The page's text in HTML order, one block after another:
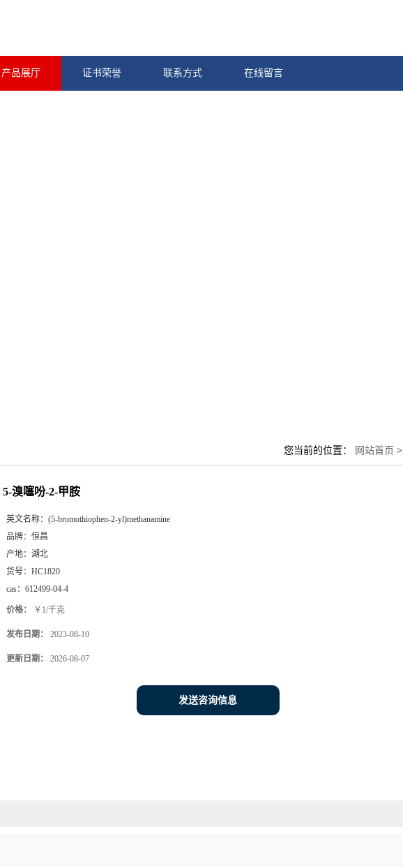
产品展厅 证书荣誉 联系方式 在线留言
您当前的位置： 网站首页 >
5-溴噻吩-2-甲胺
英文名称： (5-bromothiophen-2-yl)methanamine
品牌： 恒昌
产地： 湖北
货号： HC1820
cas： 612499-04-4
价格： ￥1/千克
发布日期： 2023-08-10
更新日期： 2026-08-07
发送咨询信息